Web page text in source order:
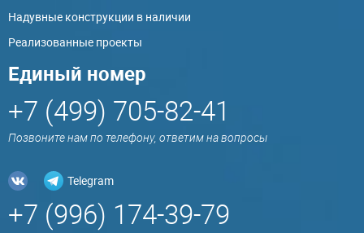
Надувные конструкции в наличии
Реализованные проекты
Единый номер
+7 (499) 705-82-41
Позвоните нам по телефону, ответим на вопросы
Telegram
+7 (996) 174-39-79